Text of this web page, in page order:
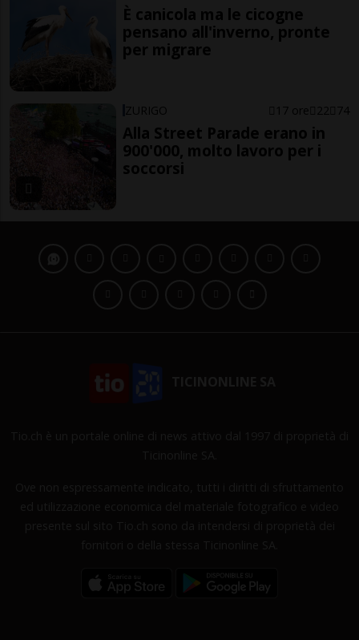
È canicola ma le cicogne
pensano all'inverno, pronte
per migrare
ZURIGO 17 ore 22 74
Alla Street Parade erano in
900'000, molto lavoro per i
soccorsi